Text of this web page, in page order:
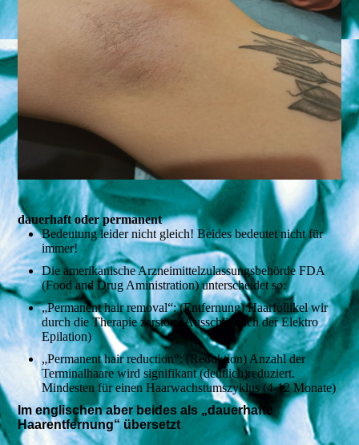
dauerhaft oder permanent
Bedeutung leider nicht gleich! Beides bedeutet nicht für
immer!
Die amerikanische Arzneimittelzulassungsbehörde FDA
(Food and Drug Aministration) unterscheidet so:
„Permanent hair removal“: (Entfernung) Haarfollikel wir
durch die Therapie zerstört (Ausschließlich der Elektro
Epilation)
„Permanent hair reduction“: (Reduktion) Anzahl der
Terminalhaare wird signifikant (deutlich)reduziert.
Mindesten für einen Haarwachstumszyklus (4-12 Monate)
Im englischen aber beides als „dauerhafte
Haarentfernung“ übersetzt